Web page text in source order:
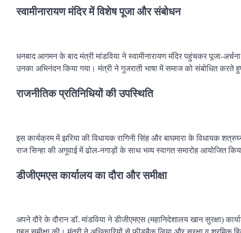
स्वामीनारायण मंदिर में विशेष पूजा और संबोधन
धनबाद आगमन के बाद मंत्री मांडविया ने स्वामीनारायण मंदिर पहुंचकर पूजा-
उनका अभिनंदन किया गया। मंत्री ने गुजराती भाषा में समाज को संबोधित करते हुए
राजनीतिक प्रतिनिधियों की उपस्थिति
इस कार्यक्रम में झरिया की विधायक रागिनी सिंह और बाघमारा के विधायक
राज सिन्हा की अगुवाई में ढोल-नगाड़ों के साथ भव्य स्वागत समारोह आयोजित
डीजीएमएस कार्यालय का दौरा और समीक्षा
अपने दौरे के दौरान डॉ. मांडविया ने डीजीएमएस (महानिदेशालय खान सुरक्षा)